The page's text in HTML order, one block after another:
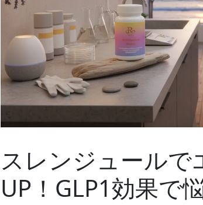
スレンジュールで
UP！GLP1効果で